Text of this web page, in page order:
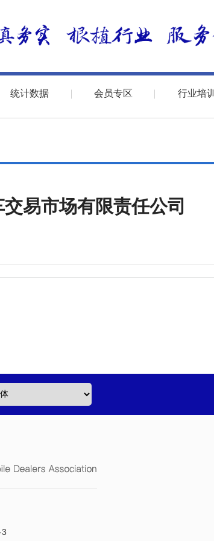
统计数据 会员专区 行业培训
易市场有限责任公司